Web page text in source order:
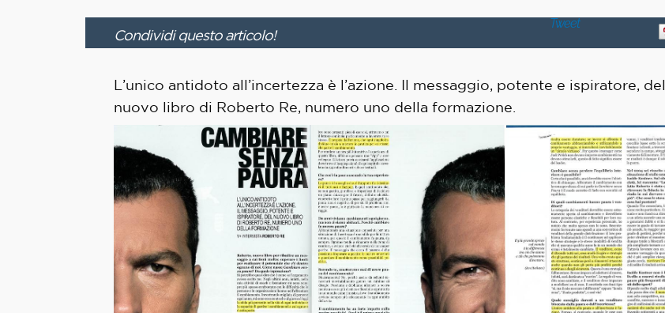
Condividi questo articolo!
Tweet
L’unico antidoto all’incertezza è l’azione. Il messaggio, potente e ispiratore, del
nuovo libro di Roberto Re, numero uno della formazione.